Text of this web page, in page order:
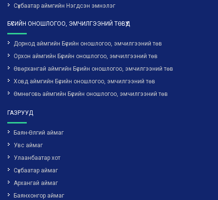
Сүхбаатар аймгийн Нэгдсэн эмнэлэг
БҮСИЙН ОНОШЛОГОО, ЭМЧИЛГЭЭНИЙ ТӨВҮҮД
Дорнод аймгийн Бүсийн оношлогоо, эмчилгээний төв
Орхон аймгийн Бүсийн оношлогоо, эмчилгээний төв
Өвөрхангай аймгийн Бүсийн оношлогоо, эмчилгээний төв
Ховд аймгийн Бүсийн оношлогоо, эмчилгээний төв
Өмнөговь аймгийн Бүсийн оношлогоо, эмчилгээний төв
ГАЗРУУД
Баян-Өлгий аймаг
Увс аймаг
Улаанбаатар хот
Сүхбаатар аймаг
Архангай аймаг
Баянхонгор аймаг